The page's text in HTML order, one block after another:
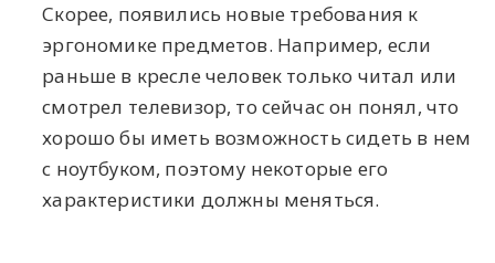
Скорее, появились новые требования к
эргономике предметов. Например, если
раньше в кресле человек только читал или
смотрел телевизор, то сейчас он понял, что
хорошо бы иметь возможность сидеть в нем
с ноутбуком, поэтому некоторые его
характеристики должны меняться.